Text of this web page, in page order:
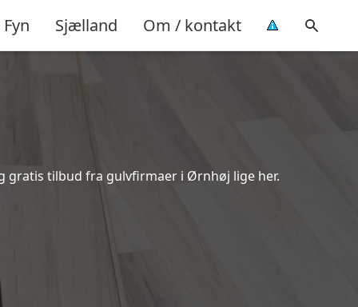
Fyn Sjælland Om / kontakt
gratis tilbud fra gulvfirmaer i Ørnhøj lige her.